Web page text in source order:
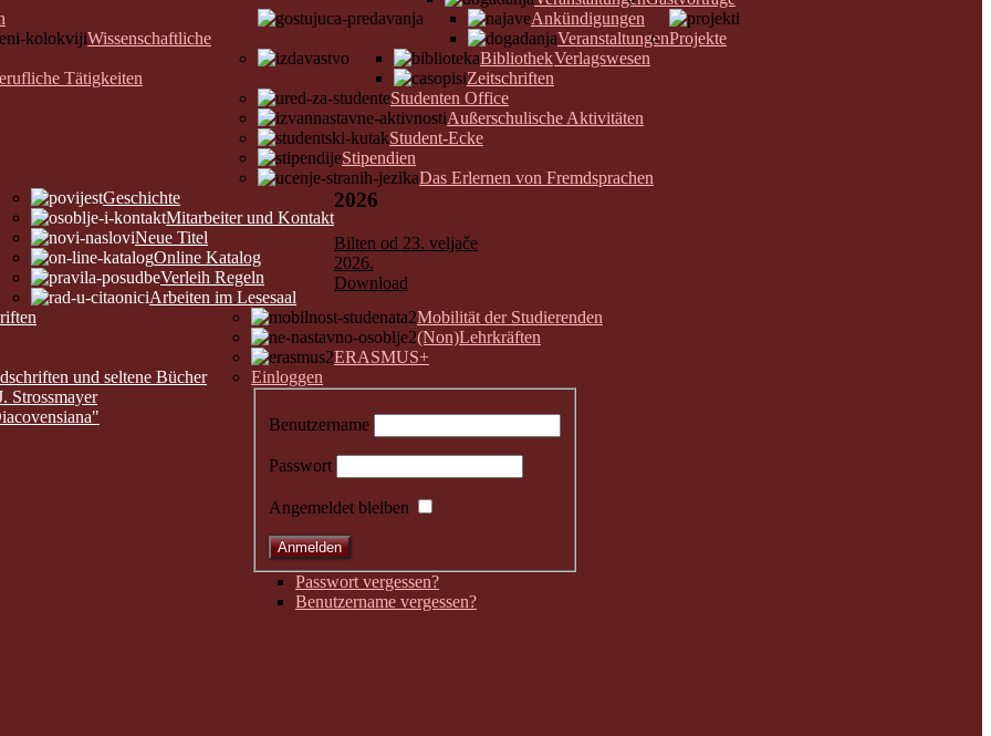
Wissenschaftliche
Tätigkeiten
Ankündigungen
VeranstaltungenProjekte
Verlagswesen
Bibliothek
Zeitschriften
Studenten Office
Außerschulische Aktivitäten
Student-Ecke
Stipendien
Das Erlernen von Fremdsprachen
Geschichte
Mitarbeiter und Kontakt
Neue Titel
Online Katalog
Verleih Regeln
Arbeiten im Lesesaal
und seltene Bücher
Strossmayer
Mobilität der Studierenden
(Non)Lehrkräften
ERASMUS+
Einloggen
Benutzername
Passwort
Angemeldet bleiben
Passwort vergessen?
Benutzername vergessen?
2026
Bilten od 23. veljače
2026.
Download